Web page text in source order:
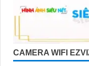
CAMERA WIFI